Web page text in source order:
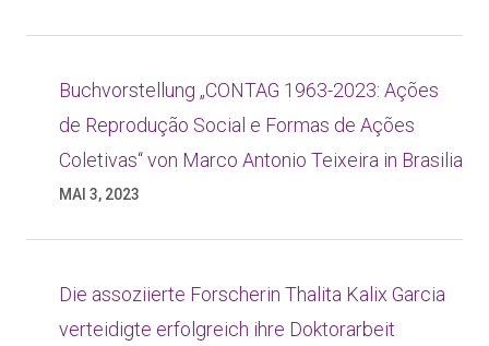
Buchvorstellung „CONTAG 1963-2023: Ações
de Reprodução Social e Formas de Ações
Coletivas“ von Marco Antonio Teixeira in Brasilia
MAI 3, 2023
Die assoziierte Forscherin Thalita Kalix Garcia
verteidigte erfolgreich ihre Doktorarbeit